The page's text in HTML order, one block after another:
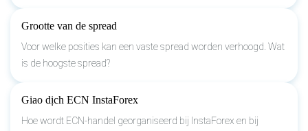
Grootte van de spread
Voor welke posities kan een vaste spread worden verhoogd. Wat
is de hoogste spread?
Giao dịch ECN InstaForex
Hoe wordt ECN-handel georganiseerd bij InstaForex en bij